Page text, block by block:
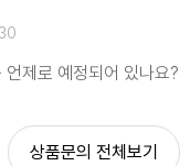
제로 예정되어 있나요?
상품문의 전체보기